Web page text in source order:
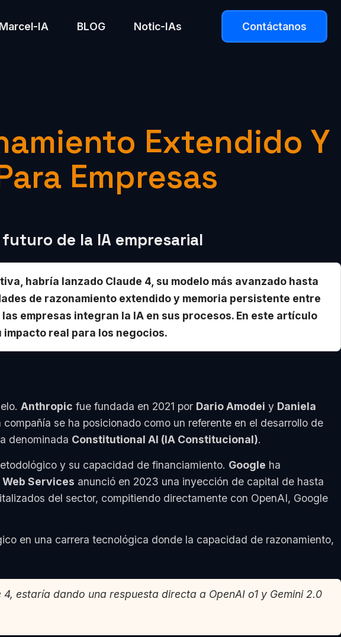
Marcel-IA BLOG Notic-IAs Contáctanos
Extendido Y
Empresas
de la IA empresarial
habría lanzado Claude 4, su modelo más avanzado hasta
de razonamiento extendido y memoria persistente entre
empresas integran la IA en sus procesos. En este artículo
real para los negocios.
Anthropic fue fundada en 2021 por Dario Amodei y Daniela
se ha posicionado como un referente en el desarrollo de
denominada Constitutional AI (IA Constitucional).
y su capacidad de financiamiento. Google ha
Web Services anunció en 2023 una inyección de capital de hasta
del sector, compitiendo directamente con OpenAI, Google
en una carrera tecnológica donde la capacidad de razonamiento,
estaría dando una respuesta directa a OpenAI o1 y Gemini 2.0